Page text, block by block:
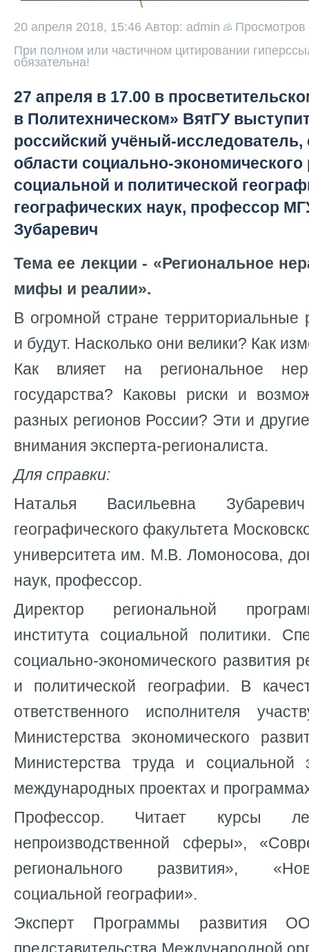
20 апреля 2018, 15:46 Автор: admin
Просмотров
При полном или частичном цитировании
обязательна!
27 апреля в 17.00 в
в Политехническом» ВятГУ
российский учёный-исследователь,
области социально-экономического
социальной и политической
географических наук, профессор
Зубаревич
Тема ее лекции - «Региональное
мифы и реалии».
В огромной стране территориальные
и будут. Насколько они велики? Как
Как влияет на региональное
государства? Каковы риски и
разных регионов России? Эти и
внимания эксперта-регионалиста.
Для справки:
Наталья Васильевна
географического факультета
университета им. М.В. Ломоносова,
наук, профессор.
Директор региональной
института социальной политики.
социально-экономического развития
и политической географии. В
ответственного исполнителя
Министерства экономического
Министерства труда и
международных проектах и
Профессор. Читает курсы
непроизводственной сферы»,
регионального развития»,
социальной географии».
Эксперт Программы развития